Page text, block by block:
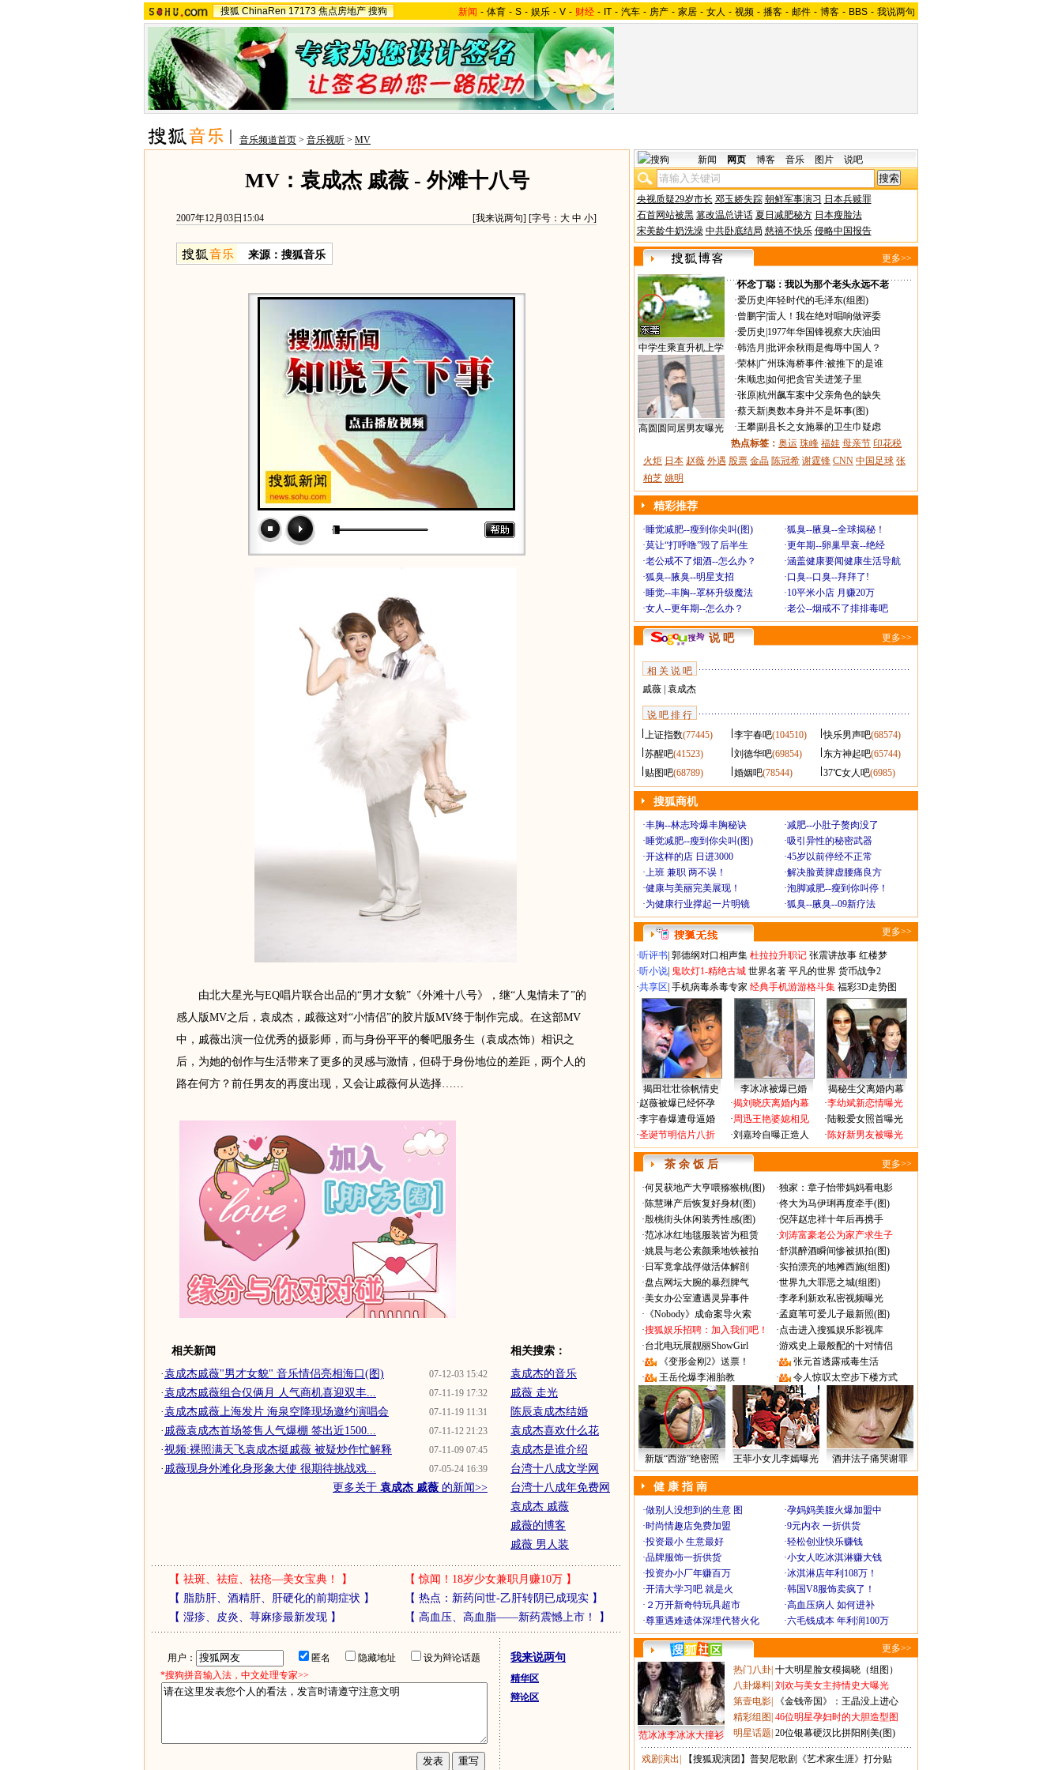
搜狐 ChinaRen 17173 焦点房地产 搜狗 新闻 - 体育 - S - 娱乐 - V - 财经 - IT - 汽车 - 房产 - 家居 - 女人 - 视频 - 播客 - 邮件 - 博客 - BBS - 我说两句
音乐频道首页 > 音乐视听 > MV
MV：袁成杰 戚薇 - 外滩十八号
2007年12月03日15:04 [我来说两句] [字号： 大 中 小]
来源：搜狐音乐
由北大星光与EQ唱片联合出品的“男才女貌”《外滩十八号》，继“人鬼情未了”的
感人版MV之后，袁成杰，戚薇这对“小情侣”的胶片版MV终于制作完成。在这部MV
中，戚薇出演一位优秀的摄影师，而与身份平平的餐吧服务生（袁成杰饰）相识之
后，为她的创作与生活带来了更多的灵感与激情，但碍于身份地位的差距，两个人的
路在何方？前任男友的再度出现，又会让戚薇何从选择……
相关新闻
07-12-03 15:42
·袁成杰戚薇"男才女貌" 音乐情侣亮相海口(图)
07-11-19 17:32
·袁成杰戚薇组合仅俩月 人气商机喜迎双丰...
07-11-19 11:31
·袁成杰戚薇上海发片 海泉空降现场邀约演唱会
07-11-12 21:23
· 戚薇袁成杰首场签售人气爆棚 签出近1500...
07-11-09 07:45
·视频:裸照满天飞袁成杰挺戚薇 被疑炒作忙解释
07-05-24 16:39
· 戚薇现身外滩化身形象大使 很期待挑战戏...
更多关于 袁成杰 戚薇 的新闻>>
相关搜索：
袁成杰的音乐
戚薇 走光
陈辰袁成杰结婚
袁成杰喜欢什么花
袁成杰是谁介绍
台湾十八成文学网
台湾十八成年免费网
袁成杰 戚薇
戚薇的博客
戚薇 男人装
【 祛斑、祛痘、祛疮—美女宝典！ 】 【惊闻！18岁少女兼职月赚10万】
【 脂肪肝、酒精肝、肝硬化的前期症状 】 【 热点：新药问世-乙肝转阴已成现实】
【 湿疹、皮炎、荨麻疹最新发现】 【 高血压、高血脂——新药震憾上市！ 】
用户： 匿名 隐藏地址
设为辩论话题
*搜狗拼音输入法，中文处理专家>>
我来说两句
精华区
辩论区
新闻 网页 博客 音乐 图片 说吧
央视质疑29岁市长 邓玉娇失踪 朝鲜军事演习 日本兵赎罪
石首网站被黑 篡改温总讲话 夏日减肥秘方 日本瘦脸法
宋美龄牛奶洗澡 中共卧底结局 慈禧不快乐 侵略中国报告
更多>>
中学生乘直升机上学
高圆圆同居男友曝光
·怀念丁聪：我以为那个老头永远不老
·爱历史 年轻时代的毛泽东(组图)
·曾鹏宇|雷人！我在绝对唱响做评委
·爱历史 1977年华国锋视察大庆油田
·韩浩月 批评余秋雨是侮辱中国人？
·荣林| 广州珠海桥事件:被推下的是谁
·朱顺忠 如何把贪官关进笼子里
·张原|杭州飙车案中父亲角色的缺失
·蔡天新|奥数本身并不是坏事(图)
·王攀|副县长之女施暴的卫生巾疑虑
热点标签： 奥运 珠峰 福娃 母亲节 印花税
火炬 日本 赵薇 外遇 股票 金晶 陈冠希 谢霆锋 CNN 中国足球 张
柏芝 姚明
精彩推荐
·睡觉减肥--瘦到你尖叫(图) ·狐臭--腋臭--全球揭秘！
·莫让“打呼噜”毁了后半生 ·更年期--卵巢早衰--绝经
·老公戒不了烟酒--怎么办？ ·涵盖健康要闻健康生活导航
·狐臭--腋臭--明星支招 ·口臭--口臭--拜拜了!
·睡觉--丰胸--罩杯升级魔法 ·10平米小店 月赚20万
·女人--更年期--怎么办？ ·老公--烟戒不了排排毒吧
说 吧 更多>>
相 关 说 吧
戚薇| 袁成杰
说 吧 排 行
上证指数(77445) 李宇春吧(104510) 快乐男声吧(68574)
苏醒吧(41523) 刘德华吧(69854) 东方神起吧(65744)
贴图吧(68789) 婚姻吧(78544) 37℃女人吧(6985)
搜狐商机
·丰胸--林志玲爆丰胸秘诀 ·减肥--小肚子赘肉没了
·睡觉减肥--瘦到你尖叫(图) ·吸引异性的秘密武器
·开这样的店 日进3000 ·45岁以前停经不正常
·上班 兼职 两不误！ ·解决脸黄脾虚腰痛良方
·健康与美丽完美展现！ ·泡脚减肥--瘦到你叫停！
·为健康行业撑起一片明镜 ·狐臭--腋臭--09新疗法
更多>>
·听评书 郭德纲对口相声集 杜拉拉升职记 张震讲故事 红楼梦
·听小说 鬼吹灯1-精绝古城 世界名著 平凡的世界 货币战争2
·共享区 手机病毒杀毒专家 经典手机游游格斗集 福彩3D走势图
揭田壮壮徐帆情史 李冰冰被爆已婚
揭秘生父离婚内幕
·赵薇被爆已经怀孕
·李宇春爆遭母逼婚
·圣诞节明信片八折
·揭刘晓庆离婚内幕
·周迅王艳婆媳相见
·刘嘉玲自曝正造人
·李幼斌新恋情曝光
·陆毅爱女照首曝光
·陈好新男友被曝光
茶 余 饭 后 更多>>
·何炅获地产大亨喂猕猴桃(图) ·独家：章子怡带妈妈看电影
·陈慧琳产后恢复好身材(图) ·佟大为马伊琍再度牵手(图)
·殷桃街头休闲装秀性感(图) ·倪萍赵忠祥十年后再携手
·范冰冰红地毯服装皆为租赁 ·刘涛富豪老公为家产求生子
·姚晨与老公素颜乘地铁被拍 ·舒淇醉酒瞬间惨被抓拍(图)
· 日军竟拿战俘做活体解剖 ·实拍漂亮的地摊西施(组图)
·盘点网坛大腕的暴烈脾气 ·世界九大罪恶之城(组图)
·美女办公室遭遇灵异事件 ·李孝利新欢私密视频曝光
· 《Nobody》成命案导火索 ·孟庭苇可爱儿子最新照(图)
·搜狐娱乐招聘：加入我们吧！ ·点击进入搜狐娱乐影视库
·台北电玩展靓丽ShowGirl ·游戏史上最般配的十对情侣
·
《变形金刚2》送票！ ·
张元首透露戒毒生活
·
王岳伦爆李湘胎教 · 令人惊叹太空步下楼方式
新版“西游”绝密照 王菲小女儿李嫣曝光 酒井法子痛哭谢罪
健 康 指 南
·做别人没想到的生意 图 ·孕妈妈美腹火爆加盟中
·时尚情趣店免费加盟 ·9元内衣 一折供货
·投资最小 生意最好 ·轻松创业快乐赚钱
·品牌服饰一折供货 ·小女人吃冰淇淋赚大钱
·投资办小厂年赚百万 ·冰淇淋店年利108万！
·开清大学习吧 就是火 ·韩国V8服饰卖疯了！
· ２万开新奇特玩具超市 ·高血压病人 如何进补
·尊重遇难遗体深埋代替火化 ·六毛钱成本 年利润100万
更多>>
范冰冰李冰冰大撞衫
热门八卦 十大明星脸女模揭晓（组图）
八卦爆料 刘欢与美女主持情史大曝光
第壹电影
《金钱帝国》：王晶没上进心
精彩组图 46位明星孕妇时的大胆造型图
明星话题 20位银幕硬汉比拼阳刚美(图)
戏剧演出
【搜狐观演团】普契尼歌剧《艺术家生涯》打分贴